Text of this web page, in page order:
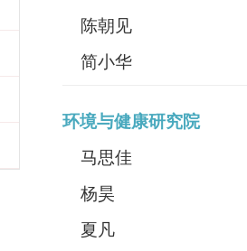
陈朝见
简小华
环境与健康研究院
马思佳
杨昊
夏凡